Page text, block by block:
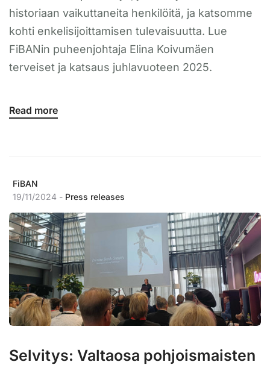
historiaan vaikuttaneita henkilöitä, ja katsomme
kohti enkelisijoittamisen tulevaisuutta. Lue
FiBANin puheenjohtaja Elina Koivumäen
terveiset ja katsaus juhlavuoteen 2025.
Read more
FiBAN
19/11/2024 - Press releases
Selvitys: Valtaosa pohjoismaisten